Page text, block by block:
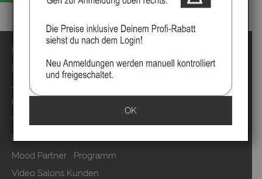
Impressum
Kontakt
Anmelden
Über uns
Video`s
Marken
Mood Partner Programm
Video Salons Kunden
OK